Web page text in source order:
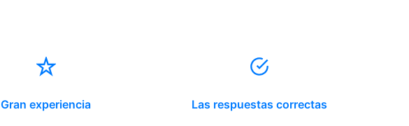
Gran experiencia Las respuestas correctas